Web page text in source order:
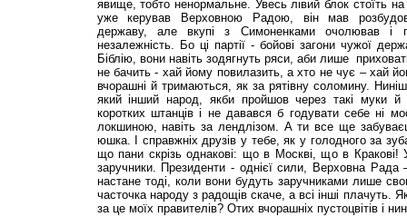
явище, тобто ненормальне. Увесь лівий блок стоїть
уже керував Верховною Радою, він мав
державу, але вкупі з Симоненками очолював і
незалежність. Бо ці партії - бойові загони чужої
Біблію, вони навіть зодягнуть ряси, аби лише
не бачить - хай йому повилазить, а хто не чує – хай
вчорашні й тримаються, як за рятівну соломину.
який інший народ, якби пройшов через такі муки й
коротких штанців і не давався б годувати себе ні
локшиною, навіть за лендлізом. А ти все ще
юшка. І справжніх друзів у тебе, як у голодного за
що пани скрізь однакові: що в Москві, що в Кракові!
заручники. Президенти - однієї сили, Верховна Рада
настане тоді, коли вони будуть заручниками лише
часточка народу з радощів скаче, а всі інші
за це моїх правителів? Отих вчорашніх пустоцвітів і